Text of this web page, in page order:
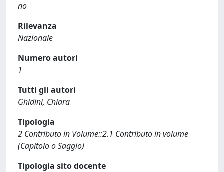
no
Rilevanza
Nazionale
Numero autori
1
Tutti gli autori
Ghidini, Chiara
Tipologia
2 Contributo in Volume::2.1 Contributo in volume
(Capitolo o Saggio)
Tipologia sito docente